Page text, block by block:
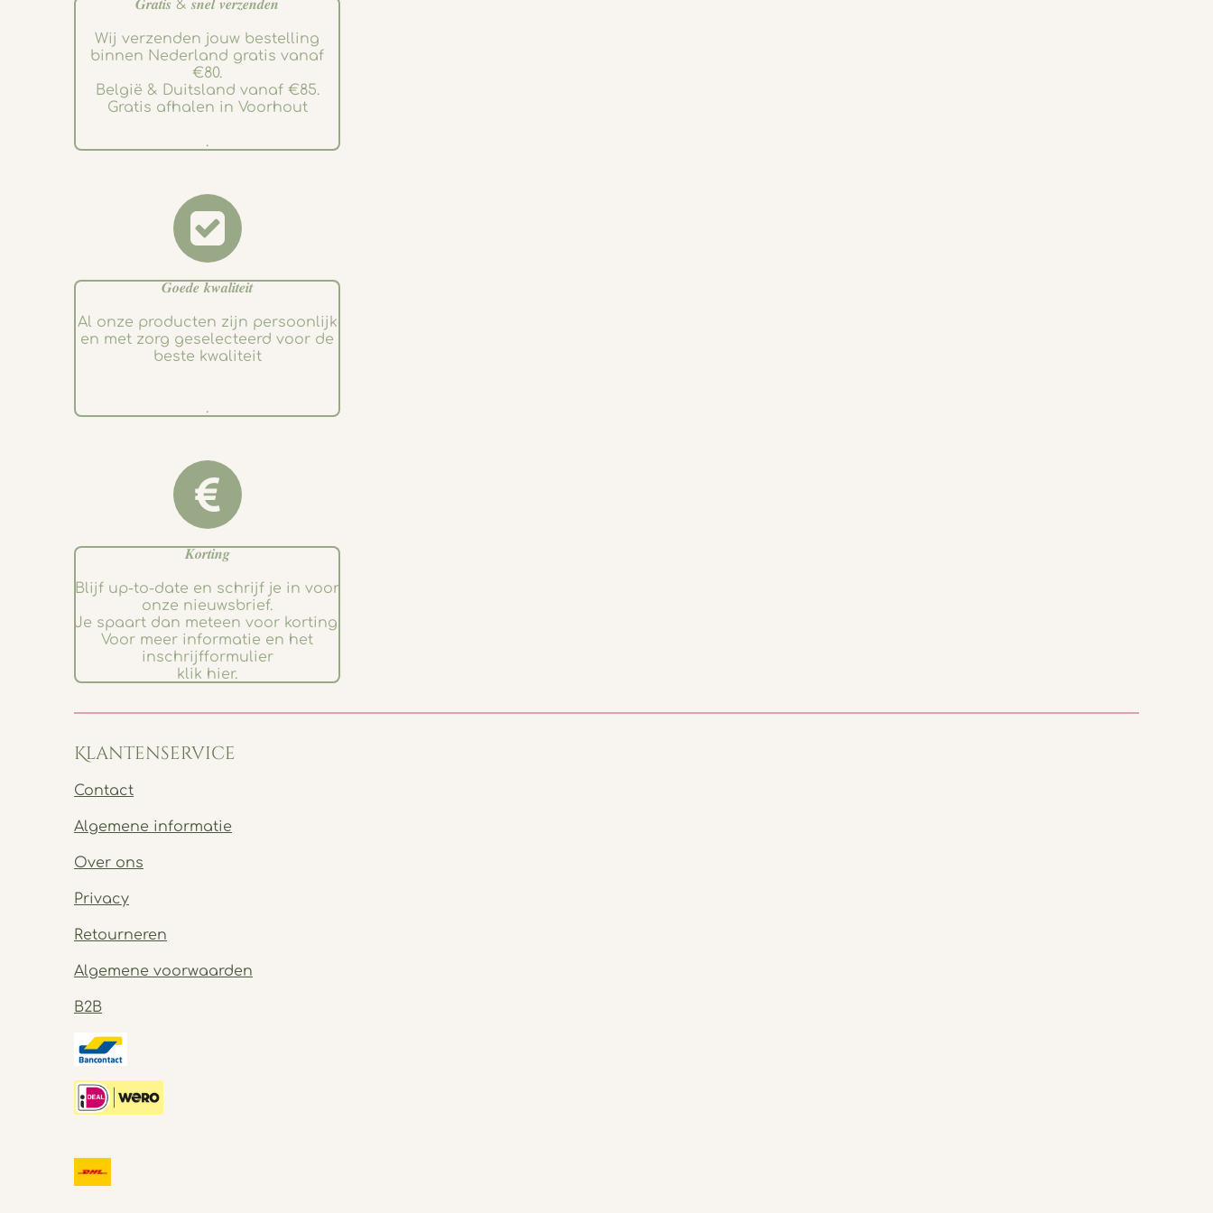
𝑮𝒓𝒂𝒕𝒊𝒔 & 𝒔𝒏𝒆𝒍 𝒗𝒆𝒓𝒛𝒆𝒏𝒅𝒆𝒏
Wij verzenden jouw bestelling
binnen Nederland gratis vanaf
€80.
België & Duitsland vanaf €85.
Gratis afhalen in Voorhout
.
𝑮𝒐𝒆𝒅𝒆 𝒌𝒘𝒂𝒍𝒊𝒕𝒆𝒊𝒕
Al onze producten zijn persoonlijk
en met zorg geselecteerd voor de
beste kwaliteit
.
𝑲𝒐𝒓𝒕𝒊𝒏𝒈
Blijf up-to-date en schrijf je in voor
onze nieuwsbrief.
Je spaart dan meteen voor korting.
Voor meer informatie en het
inschrijfformulier
klik hier.
Klantenservice
Contact
Algemene informatie
Over ons
Privacy
Retourneren
Algemene voorwaarden
B2B